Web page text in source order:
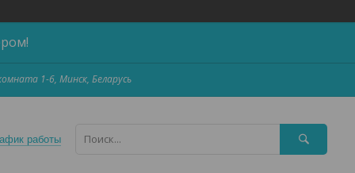
1-6, Минск, Беларусь
работы